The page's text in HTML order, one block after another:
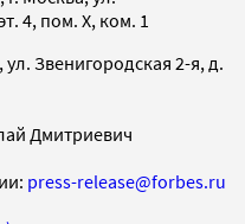
4, пом. X, ком. 1
Звенигородская 2-я, д.
Дмитриевич
press-release@forbes.ru